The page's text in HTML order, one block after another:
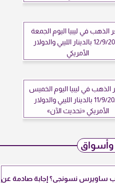
الذهب في ليبيا اليوم الجمعة
12/9/2025 بالدينار الليبي والدولار
الأمريكي
في ليبيا اليوم الخميس
11/9/2025 بالدينار الليبي والدولار
الأمريكي «تحديث الآن»
وأسواق
ساويرس نسونجي؟ إجابة صادمة عن